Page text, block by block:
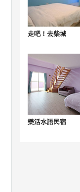
走吧！去柴城
樂活水語民宿